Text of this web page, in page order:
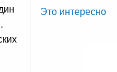
Это интересно